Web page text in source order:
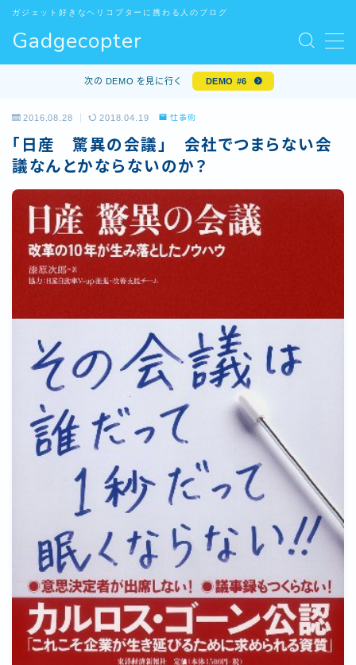
Gadgecopter
ガジェット好きなヘリコプターに携わる人のブログ
MENU
お問い合わせ
デモプリセット記事 #5
デモプリセット記事 Part10
プライバシーポリシー
プライバシーポリシー
利用規約／特定商取引法に基づく表記
有料記事の決済完了ページ
特定商取引法に基づく表記
運営者情報
次の DEMO を見に行く DEMO #6
2016.08.28 2018.04.19 仕事術
「日産 驚異の会議」 会社でつまらない会
議なんとかならないのか？